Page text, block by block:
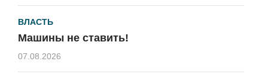
ВЛАСТЬ
Машины не ставить!
07.08.2026